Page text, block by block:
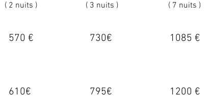
( 2 nuits )
570 €
( 3 nuits )
730€
( 7 nuits )
1085 €
610€ 795€ 1200 €